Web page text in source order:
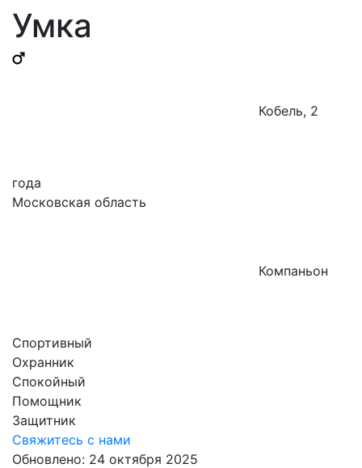
Умка
Кобель, 2
годa
Московская область
Компаньон
Спортивный
Охранник
Спокойный
Помощник
Защитник
Свяжитесь с нами
Обновлено: 24 октября 2025